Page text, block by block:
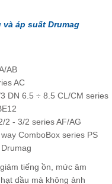
áp suất Drumag
AB
AC
DN 6.5 ÷ 8.5 CL/CM series
2 - 3/2 series AF/AG
ComboBox series PS
tiếng ồn, mức âm
dầu mà không ảnh